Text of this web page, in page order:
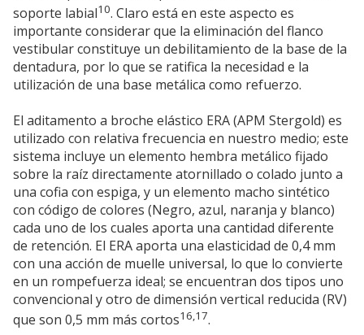
soporte labial10. Claro está en este aspecto es
importante considerar que la eliminación del flanco
vestibular constituye un debilitamiento de la base de la
dentadura, por lo que se ratifica la necesidad e la
utilización de una base metálica como refuerzo.
El aditamento a broche elástico ERA (APM Stergold) es
utilizado con relativa frecuencia en nuestro medio; este
sistema incluye un elemento hembra metálico fijado
sobre la raíz directamente atornillado o colado junto a
una cofia con espiga, y un elemento macho sintético
con código de colores (Negro, azul, naranja y blanco)
cada uno de los cuales aporta una cantidad diferente
de retención. El ERA aporta una elasticidad de 0,4 mm
con una acción de muelle universal, lo que lo convierte
en un rompefuerza ideal; se encuentran dos tipos uno
convencional y otro de dimensión vertical reducida (RV)
que son 0,5 mm más cortos16,17.